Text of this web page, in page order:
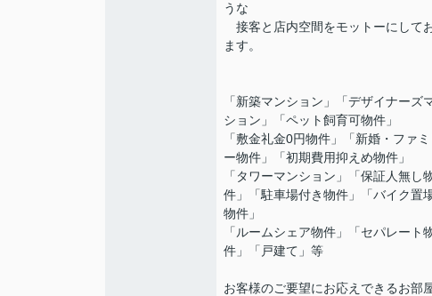
うな
接客と店内空間をモットーにして
ます。
「新築マンション」「デザイナーズ
ション」「ペット飼育可物件」
「敷金礼金0円物件」「新婚・ファミ
ー物件」「初期費用抑えめ物件」
「タワーマンション」「保証人無し
件」「駐車場付き物件」「バイク置
物件」
「ルームシェア物件」「セパレート
件」「戸建て」等
お客様のご要望にお応えできるお部